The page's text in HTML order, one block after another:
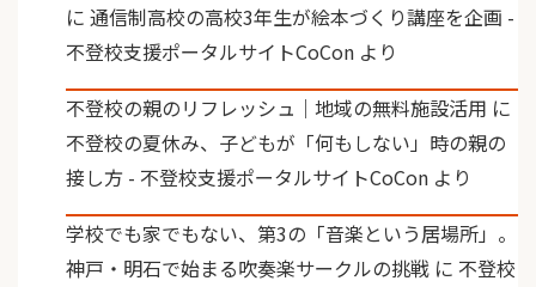
に 通信制高校の高校3年生が絵本づくり講座を企画 -
不登校支援ポータルサイトCoCon より
不登校の親のリフレッシュ｜地域の無料施設活用 に
不登校の夏休み、子どもが「何もしない」時の親の
接し方 - 不登校支援ポータルサイトCoCon より
学校でも家でもない、第3の「音楽という居場所」。
神戸・明石で始まる吹奏楽サークルの挑戦 に 不登校